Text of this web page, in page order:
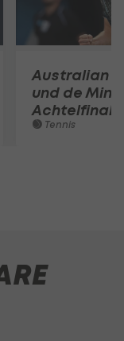
Australian
und de
Tennis